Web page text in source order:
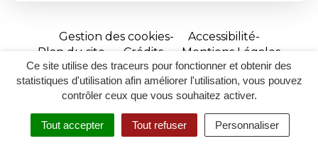
Ce site utilise des traceurs pour fonctionner et obtenir des
statistiques d'utilisation afin améliorer l'utilisation, vous pouvez
contrôler ceux que vous souhaitez activer.
Tout accepter Tout refuser Personnaliser
RECHERCHER
ACCESSIBILITÉ
Gestion des cookies
Accessibilité
Plan du site
Crédits
Mentions Légales
Site
réalisé
par
Inovagora